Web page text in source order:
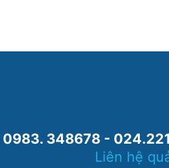
0983. 348678 -
Liên hệ